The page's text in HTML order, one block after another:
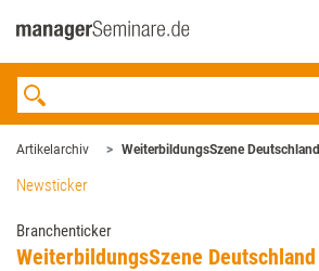
Artikelarchiv WeiterbildungsSzene Deutschland
Newsticker
Branchenticker
WeiterbildungsSzene Deutschland